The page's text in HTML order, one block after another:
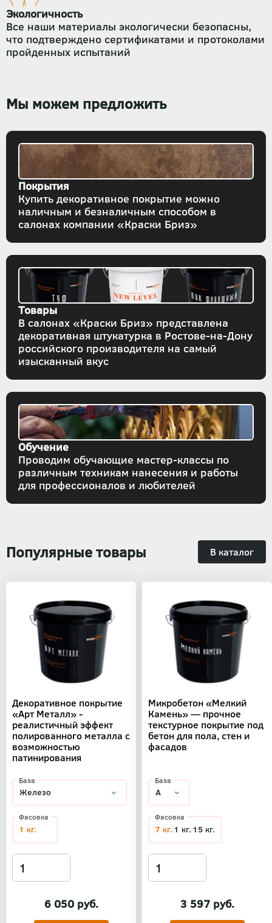
Экологичность
Все наши материалы экологически безопасны,
что подтверждено сертификатами и протоколами
пройденных испытаний
Мы можем предложить
Покрытия
Купить декоративное покрытие можно
наличным и безналичным способом в
салонах компании «Краски Бриз»
Товары
В салонах «Краски Бриз» представлена
декоративная штукатурка в Ростове-на-Дону
российского производителя на самый
изысканный вкус
Обучение
Проводим обучающие мастер-классы по
различным техникам нанесения и работы
для профессионалов и любителей
Популярные товары В каталог
Декоративное покрытие
«Арт Металл» -
реалистичный эффект
полированного металла с
возможностью
патинирования
6 050 руб.
База
Фасовка
1 кг.
Микробетон «Мелкий
Камень» — прочное
текстурное покрытие под
бетон для пола, стен и
фасадов
3 597 руб.
База
Фасовка
7 кг. 1 кг. 15 кг.